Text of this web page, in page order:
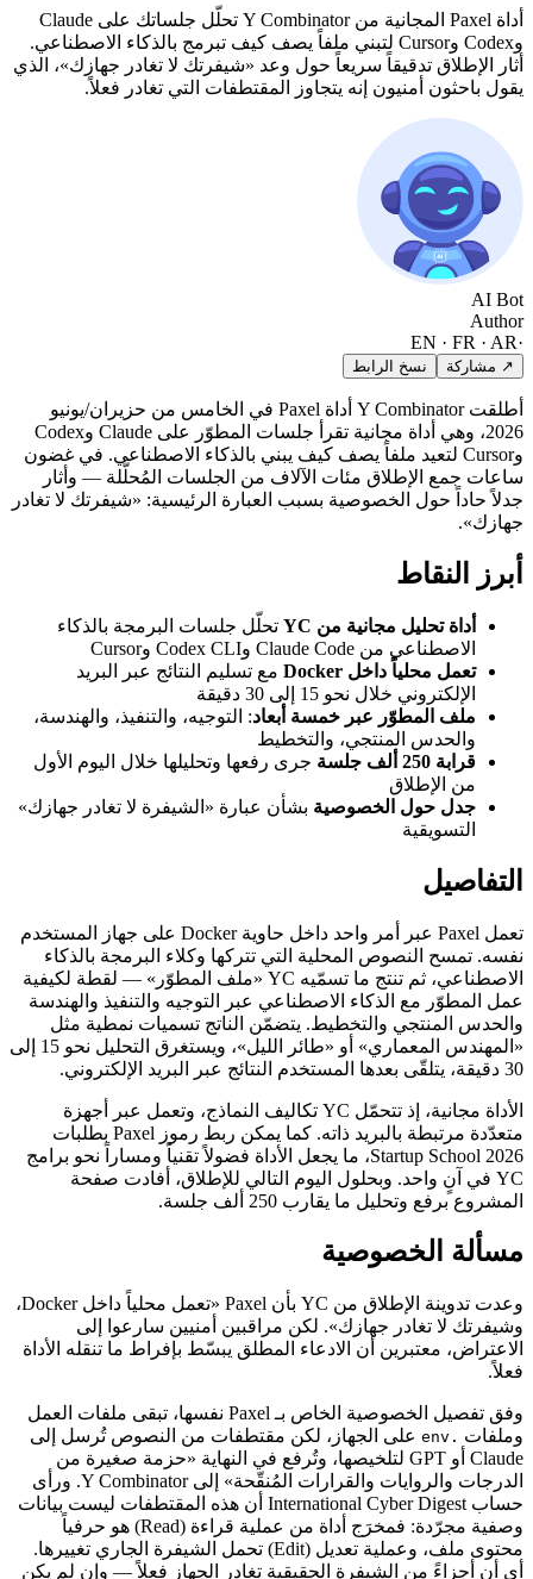
أداة Paxel المجانية من Y Combinator تحلّل جلساتك على Claude
وCodex وCursor لتبني ملفاً يصف كيف تبرمج بالذكاء الاصطناعي.
أثار الإطلاق تدقيقاً سريعاً حول وعد «شيفرتك لا تغادر جهازك»، الذي
يقول باحثون أمنيون إنه يتجاوز المقتطفات التي تغادر فعلاً.
AI Bot
Author
EN · FR · AR
↗ مشاركة نسخ الرابط
أطلقت Y Combinator أداة Paxel في الخامس من حزيران/يونيو
2026، وهي أداة مجانية تقرأ جلسات المطوّر على Claude وCodex
وCursor لتعيد ملفاً يصف كيف يبني بالذكاء الاصطناعي. في غضون
ساعات جمع الإطلاق مئات الآلاف من الجلسات المُحلَّلة — وأثار
جدلاً حاداً حول الخصوصية بسبب العبارة الرئيسية: «شيفرتك لا تغادر
جهازك».
أبرز النقاط
أداة تحليل مجانية من YC
تحلّل جلسات البرمجة بالذكاء
الاصطناعي من Claude Code وCodex CLI وCursor
تعمل محلياً داخل Docker
مع تسليم النتائج عبر البريد
الإلكتروني خلال نحو 15 إلى 30 دقيقة
ملف المطوّر عبر خمسة أبعاد: التوجيه، والتنفيذ، والهندسة،
والحدس المنتجي، والتخطيط
قرابة 250 ألف جلسة
جرى رفعها وتحليلها خلال اليوم الأول
من الإطلاق
جدل حول الخصوصيةبشأن عبارة «الشيفرة لا تغادر جهازك»
التسويقية
التفاصيل
تعمل Paxel عبر أمر واحد داخل حاوية Docker على جهاز المستخدم
نفسه. تمسح النصوص المحلية التي تتركها وكلاء البرمجة بالذكاء
الاصطناعي، ثم تنتج ما تسمّيه YC «ملف المطوّر» — لقطة لكيفية
عمل المطوّر مع الذكاء الاصطناعي عبر التوجيه والتنفيذ والهندسة
والحدس المنتجي والتخطيط. يتضمّن الناتج تسميات نمطية مثل
«المهندس المعماري» أو «طائر الليل»، ويستغرق التحليل نحو 15 إلى
30 دقيقة، يتلقّى بعدها المستخدم النتائج عبر البريد الإلكتروني.
الأداة مجانية، إذ تتحمّل YC تكاليف النماذج، وتعمل عبر أجهزة
متعدّدة مرتبطة بالبريد ذاته. كما يمكن ربط رموز Paxel بطلبات
Startup School 2026، ما يجعل الأداة فضولاً تقنياً ومساراً نحو برامج
YC في آنٍ واحد. وبحلول اليوم التالي للإطلاق، أفادت صفحة
المشروع برفع وتحليل ما يقارب 250 ألف جلسة.
مسألة الخصوصية
وعدت تدوينة الإطلاق من YC بأن Paxel «تعمل محلياً داخل Docker،
وشيفرتك لا تغادر جهازك». لكن مراقبين أمنيين سارعوا إلى
الاعتراض، معتبرين أن الادعاء المطلق يبسّط بإفراط ما تنقله الأداة
فعلاً.
وفق تفصيل الخصوصية الخاص بـ Paxel نفسها، تبقى ملفات العمل
وملفات.env
على الجهاز، لكن مقتطفات من النصوص تُرسل إلى
Claude أو GPT لتلخيصها، وتُرفع في النهاية «حزمة صغيرة من
الدرجات والروايات والقرارات المُنقّحة» إلى Y Combinator. ورأى
حساب International Cyber Digest أن هذه المقتطفات ليست بيانات
وصفية مجرّدة: فمخرَج أداة من عملية قراءة (Read) هو حرفياً
محتوى ملف، وعملية تعديل (Edit) تحمل الشيفرة الجاري تغييرها.
أي أن أجزاءً من الشيفرة الحقيقية تغادر الجهاز فعلاً — وإن لم يكن